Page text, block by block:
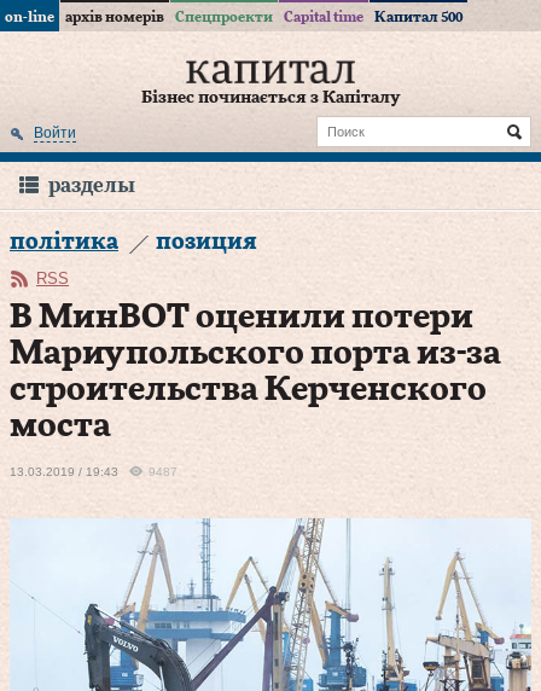
on-line архів номерів Спецпроекти Capital time Капитал 500
Бізнес починається з Капіталу
Войти
разделы
політика позиция
RSS
В МинВОТ оценили потери
Мариупольского порта из-за
строительства Керченского
моста
13.03.2019 / 19:43 9487